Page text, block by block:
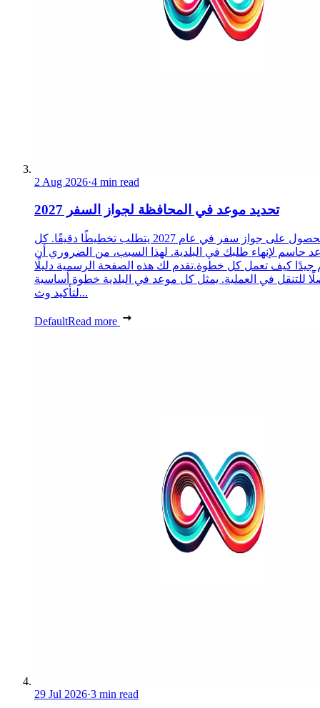
2 Aug 2026·4 min read
تحديد موعد في المحافظة لجواز السفر 2027
الحصول على جواز سفر في عام 2027 يتطلب تخطيطًا دقيقًا. كل
حاسم لإنهاء طلبك في البلدية. لهذا السبب، من الضروري أن
جيدًا كيف تعمل كل خطوة.تقدم لك هذه الصفحة الرسمية دليلًا
للتنقل في العملية. يمثل كل موعد في البلدية خطوة أساسية
لتأكيد وث...
DefaultRead more
29 Jul 2026·3 min read